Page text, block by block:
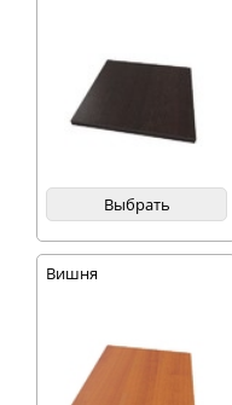
Выбрать
Вишня